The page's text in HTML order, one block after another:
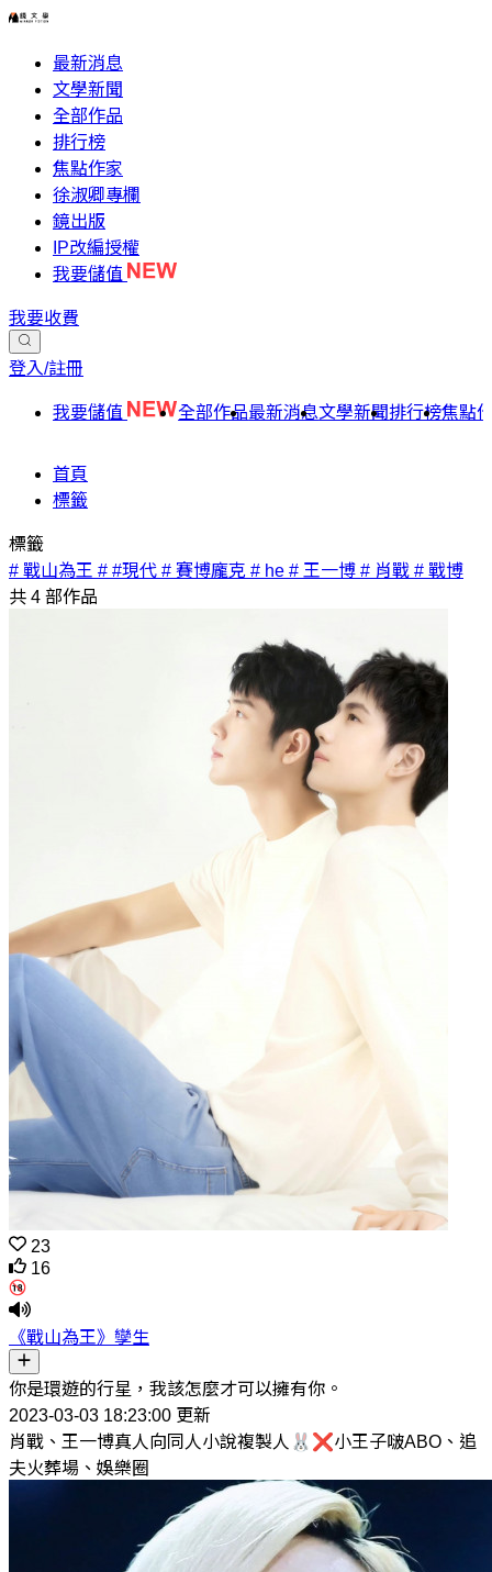
最新消息
文學新聞
全部作品
排行榜
焦點作家
徐淑卿專欄
鏡出版
IP改編授權
我要儲值
我要收費
登入/註冊
我要儲值 全部作品最新消息文學新聞排行榜焦點
首頁
標籤
標籤
# 戰山為王 # #現代 # 賽博龐克 # he # 王一博 # 肖戰 # 戰博
共 4 部作品
23
16
《戰山為王》孿生
你是環遊的行星，我該怎麼才可以擁有你。
2023-03-03 18:23:00 更新
肖戰、王一博真人向同人小說複製人🐰❌小王子啵ABO、追
夫火葬場、娛樂圈